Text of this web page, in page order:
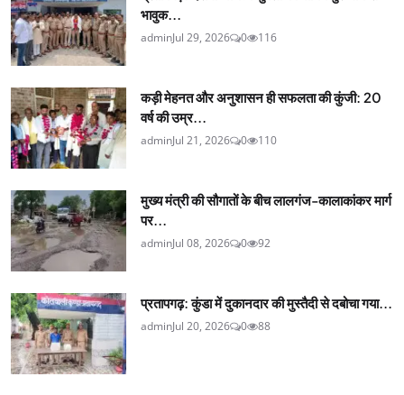
भावुक...
adminJul 29, 2026 0 116
कड़ी मेहनत और अनुशासन ही सफलता की कुंजी: 20
वर्ष की उम्र...
adminJul 21, 2026 0 110
मुख्य मंत्री की सौगातों के बीच लालगंज-कालाकांकर मार्ग
पर...
adminJul 08, 2026 0 92
प्रतापगढ़: कुंडा में दुकानदार की मुस्तैदी से दबोचा गया...
adminJul 20, 2026 0 88